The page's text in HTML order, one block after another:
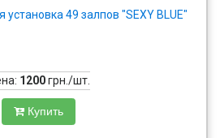
49 залпов "SEXY BLUE"
1200грн./шт.
Купить